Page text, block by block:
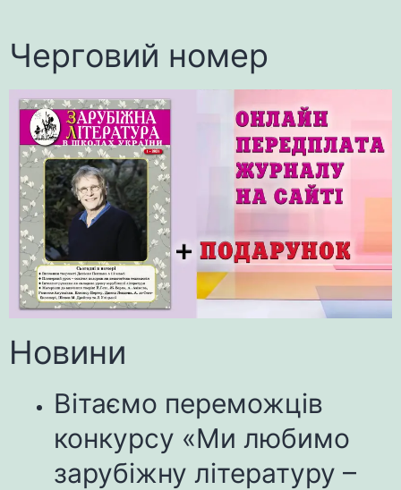
Черговий номер
Новини
Вітаємо переможців
конкурсу «Ми любимо
зарубіжну літературу –